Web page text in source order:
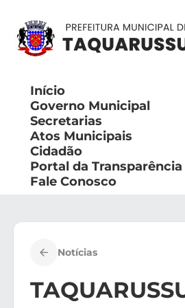
conteúdo
Início
Governo Municipal
Secretarias
Atos Municipais
Cidadão
Portal da Transparência
Fale Conosco
Notícias